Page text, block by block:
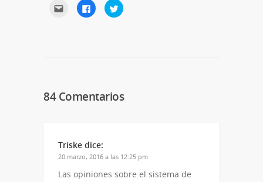
a
en
una
Haz
clic
abre
Haz
clic
abre
84 Comentarios
Triske dice:
20 marzo, 2016 a las 12:25 pm
Las opiniones sobre el sistema de